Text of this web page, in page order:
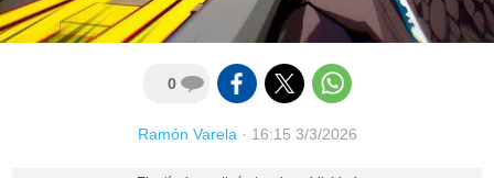
0
Ramón Varela· 16:15 3/3/2026